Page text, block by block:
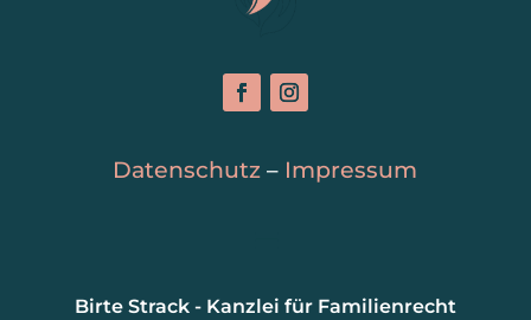
Datenschutz – Impressum
Birte Strack - Kanzlei für Familienrecht